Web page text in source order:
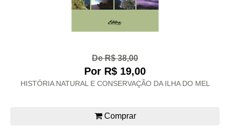
De R$ 38,00
Por R$ 19,00
HISTÓRIA NATURAL E CONSERVAÇÃO DA ILHA DO MEL
Comprar